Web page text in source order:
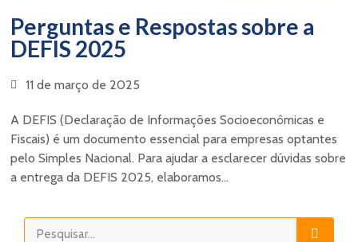
Perguntas e Respostas sobre a
DEFIS 2025
11 de março de 2025
A DEFIS (Declaração de Informações Socioeconômicas e
Fiscais) é um documento essencial para empresas optantes
pelo Simples Nacional. Para ajudar a esclarecer dúvidas sobre
a entrega da DEFIS 2025, elaboramos...